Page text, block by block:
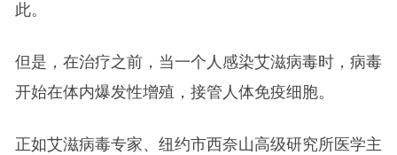
此。
但是，在治疗之前，当一个人感染艾滋病毒时，病毒
开始在体内爆发性增殖，接管人体免疫细胞。
正如艾滋病毒专家、纽约市西奈山高级研究所医学主